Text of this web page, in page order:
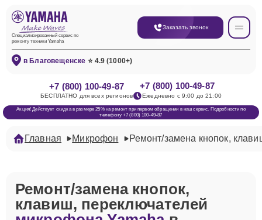
Специализированный сервис по
ремонту техники Yamaha
Заказать звонок
в Благовещенске ⭐ 4.9 (1000+)
+7 (800) 100-49-87
БЕСПЛАТНО для всех регионов
+7 (800) 100-49-87
Ежедневно с 9:00 до 21:00
Акция! Действует скидка в размере 25% на ремонт при первом обращении в наш сервис. Подробности по
телефону +7 (800) 100-49-87
Главная Микрофон Ремонт/замена кнопок,
Ремонт/замена кнопок,
клавиш, переключателей